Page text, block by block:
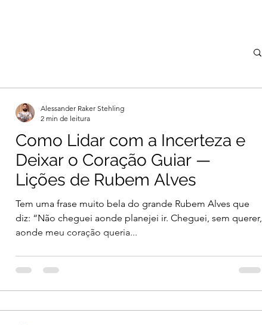
Como Lidar com a Incerteza e
Deixar o Coração Guiar —
Lições de Rubem Alves
Tem uma frase muito bela do grande Rubem Alves que
diz: “Não cheguei aonde planejei ir. Cheguei, sem querer,
aonde meu coração queria...
Alessander Raker Stehling
2 min de leitura